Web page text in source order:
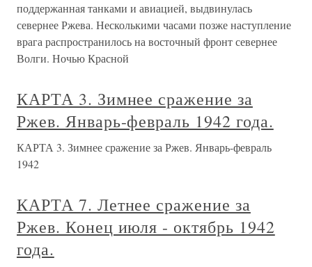
поддержанная танками и авиацией, выдвинулась
севернее Ржева. Несколькими часами позже наступление
врага распространилось на восточный фронт севернее
Волги. Ночью Красной
КАРТА 3. Зимнее сражение за
Ржев. Январь-февраль 1942 года.
КАРТА 3. Зимнее сражение за Ржев. Январь-февраль
1942
КАРТА 7. Летнее сражение за
Ржев. Конец июля - октябрь 1942
года.